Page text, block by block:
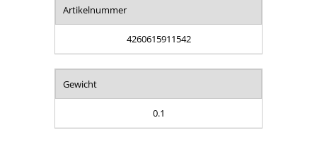
Artikelnummer
4260615911542
Gewicht
0.1